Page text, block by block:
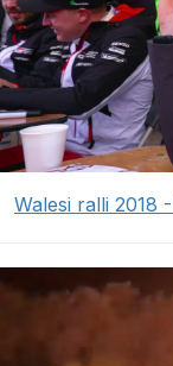
Walesi ralli 2018